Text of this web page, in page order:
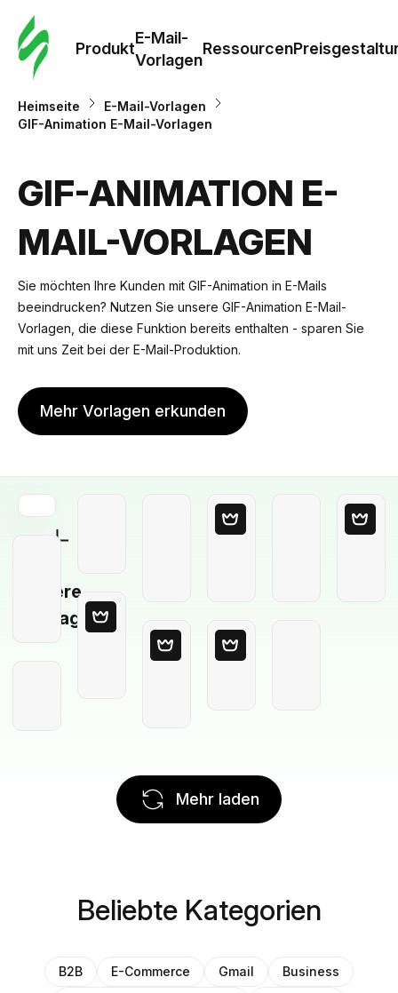
Produkt
E-Mail-
Vorlagen
Ressourcen
Heimseite
E-Mail-Vorlagen
GIF-Animation E-Mail-Vorlagen
GIF-ANIMATION E-
MAIL-VORLAGEN
Sie möchten Ihre Kunden mit GIF-Animation in E-Mails
beeindrucken? Nutzen Sie unsere GIF-Animation E-Mail-
Vorlagen, die diese Funktion bereits enthalten - sparen Sie
mit uns Zeit bei der E-Mail-Produktion.
Mehr Vorlagen erkunden
Leere
Vorlage
Mehr laden
Beliebte Kategorien
B2B E-Commerce Gmail
Business